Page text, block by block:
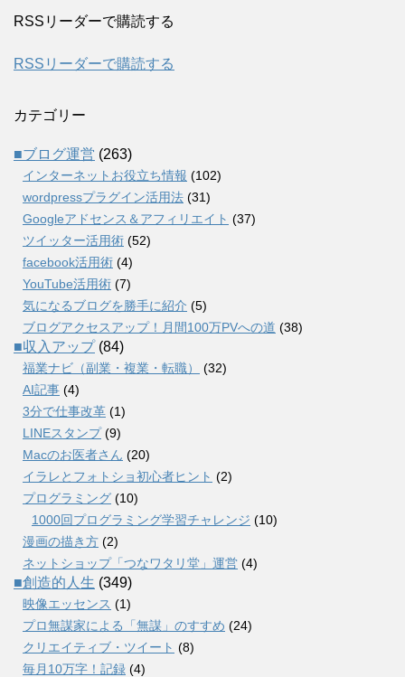
RSSリーダーで購読する
RSSリーダーで購読する
カテゴリー
■ブログ運営 (263)
インターネットお役立ち情報 (102)
wordpressプラグイン活用法 (31)
Googleアドセンス＆アフィリエイト (37)
ツイッター活用術 (52)
facebook活用術 (4)
YouTube活用術 (7)
気になるブログを勝手に紹介 (5)
ブログアクセスアップ！月間100万PVへの道 (38)
■収入アップ(84)
福業ナビ（副業・複業・転職）
(32)
AI記事 (4)
3分で仕事改革 (1)
LINEスタンプ(9)
Macのお医者さん (20)
イラレとフォトショ初心者ヒント (2)
プログラミング (10)
1000回プログラミング学習チャレンジ (10)
漫画の描き方 (2)
ネットショップ「つなワタリ堂」運営 (4)
■創造的人生 (349)
映像エッセンス (1)
プロ無謀家による「無謀」のすすめ (24)
クリエイティブ・ツイート (8)
毎月10万字！記録 (4)